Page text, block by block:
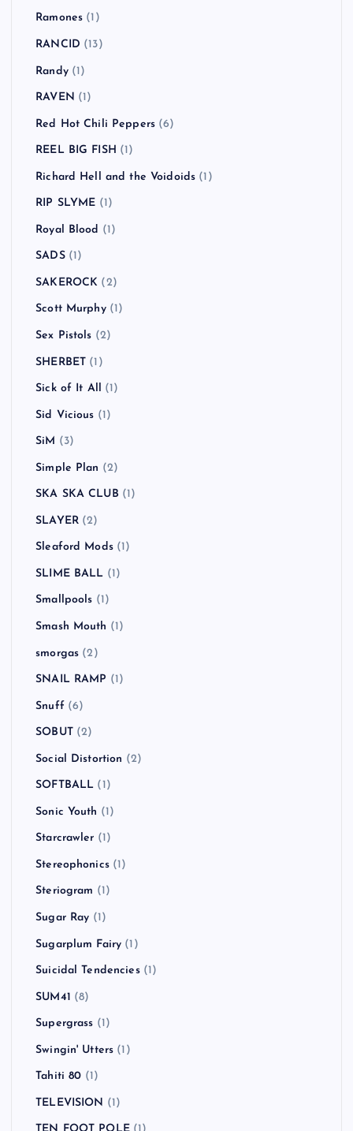
Ramones (1)
RANCID (13)
Randy(1)
RAVEN (1)
Red Hot Chili Peppers (6)
REEL BIG FISH (1)
Richard Hell and the Voidoids (1)
RIP SLYME (1)
Royal Blood (1)
SADS(1)
SAKEROCK (2)
Scott Murphy(1)
Sex Pistols (2)
SHERBET (1)
Sick of It All (1)
Sid Vicious (1)
SiM (3)
Simple Plan (2)
SKA SKA CLUB (1)
SLAYER(2)
Sleaford Mods(1)
SLIME BALL (1)
Smallpools (1)
Smash Mouth (1)
smorgas (2)
SNAIL RAMP (1)
Snuff (6)
SOBUT(2)
Social Distortion (2)
SOFTBALL (1)
Sonic Youth (1)
Starcrawler (1)
Stereophonics(1)
Steriogram (1)
Sugar Ray (1)
Sugarplum Fairy (1)
Suicidal Tendencies(1)
SUM41 (8)
Supergrass (1)
Swingin' Utters (1)
Tahiti 80 (1)
TELEVISION (1)